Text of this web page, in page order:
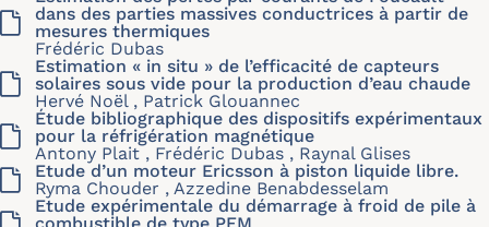
dans des parties massives conductrices à partir de
mesures thermiques
Frédéric Dubas
Estimation « in situ » de l’efficacité de capteurs
solaires sous vide pour la production d’eau chaude
Hervé Noël , Patrick Glouannec
Étude bibliographique des dispositifs expérimentaux
pour la réfrigération magnétique
Antony Plait , Frédéric Dubas , Raynal Glises
Etude d’un moteur Ericsson à piston liquide libre.
Ryma Chouder , Azzedine Benabdesselam
Etude expérimentale du démarrage à froid de pile à
combustible de type PEM